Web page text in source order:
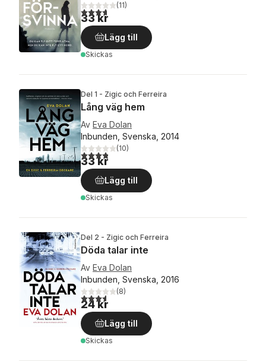
3,7utav 5 stjärnor. Totalt antal röster:
(11)
33 kr
Lägg till
Skickas
Del 1 - Zigic och Ferreira
Lång väg hem
Av Eva Dolan
Inbunden, Svenska, 2014
3,8utav 5 stjärnor. Totalt antal röster:
(10)
33 kr
Lägg till
Skickas
Del 2 - Zigic och Ferreira
Döda talar inte
Av Eva Dolan
Inbunden, Svenska, 2016
3,6utav 5 stjärnor. Totalt antal röster:
(8)
24 kr
Lägg till
Skickas